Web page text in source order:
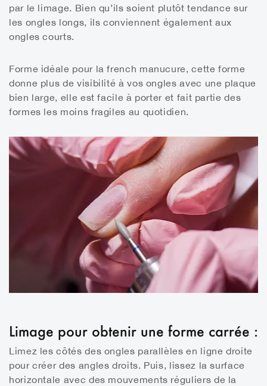
par le limage. Bien qu’ils soient plutôt tendance sur
les ongles longs, ils conviennent également aux
ongles courts.
Forme idéale pour la french manucure, cette forme
donne plus de visibilité à vos ongles avec une plaque
bien large, elle est facile à porter et fait partie des
formes les moins fragiles au quotidien.
Limage pour obtenir une forme carrée :
Limez les côtés des ongles parallèles en ligne droite
pour créer des angles droits. Puis, lissez la surface
horizontale avec des mouvements réguliers de la